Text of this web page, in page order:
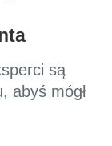
są
abyś mógł